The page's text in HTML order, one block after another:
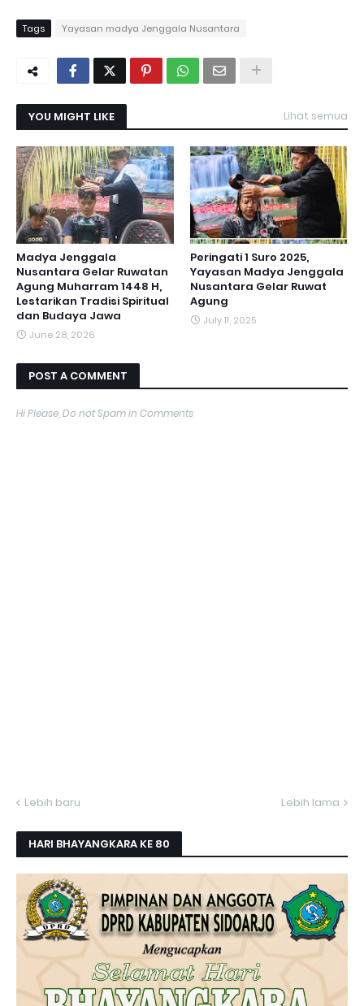
Tags Yayasan madya Jenggala Nusantara
YOU MIGHT LIKE Lihat semua
Madya Jenggala
Nusantara Gelar Ruwatan
Agung Muharram 1448 H,
Lestarikan Tradisi Spiritual
dan Budaya Jawa
June 28, 2026
Peringati 1 Suro 2025,
Yayasan Madya Jenggala
Nusantara Gelar Ruwat
Agung
July 11, 2025
POST A COMMENT
Hi Please, Do not Spam in Comments
Lebih baru Lebih lama
HARI BHAYANGKARA KE 80